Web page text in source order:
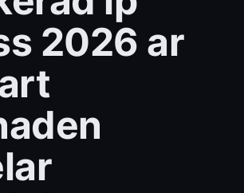
2026 ar